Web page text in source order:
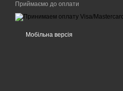
Приймаємо до оплати
Мобільна версія